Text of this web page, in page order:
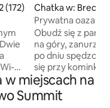
ocena: 4,92 na 5, liczba
(172)
Fi.
do
Chatka w:
Prywatna oaza w
z
Obudź się z
na góry, zanurz
po dniu
się przy kominku
w naszym
wypoczynkowym
wysokości ponad
miejscach na
Summit